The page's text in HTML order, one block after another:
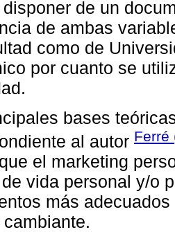
de un
de ambas
como de
por cuanto se
bases
al autor Ferré
el marketing
vida personal y/o
más